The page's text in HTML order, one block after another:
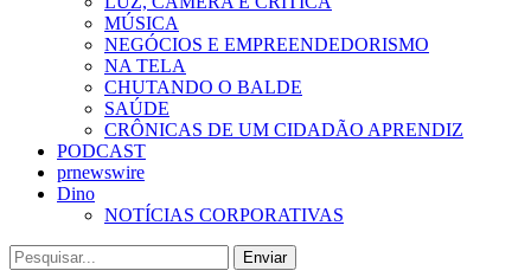
MÚSICA
NEGÓCIOS E EMPREENDEDORISMO
NA TELA
CHUTANDO O BALDE
SAÚDE
CRÔNICAS DE UM CIDADÃO APRENDIZ
PODCAST
prnewswire
Dino
NOTÍCIAS CORPORATIVAS
Enviar